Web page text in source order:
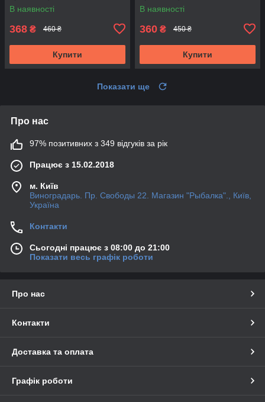
В наявності
368 ₴ 460 ₴
Купити
В наявності
360 ₴ 450 ₴
Купити
Показати ще
Про нас
97% позитивних з 349 відгуків за рік
Працює з 15.02.2018
м. Київ
Виноградарь. Пр. Свободы 22. Магазин "Рыбалка"., Київ,
Україна
Контакти
Сьогодні працює з 08:00 до 21:00
Показати весь графік роботи
Про нас
Контакти
Доставка та оплата
Графік роботи